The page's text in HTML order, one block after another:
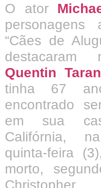
O ator
personagens
“Cães de
Quentin
tinha 67
encontrado
em sua
Califórnia,
quinta-feira
morto,